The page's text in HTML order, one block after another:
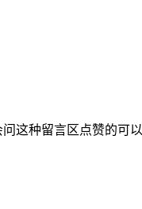
这种留言区点赞的可